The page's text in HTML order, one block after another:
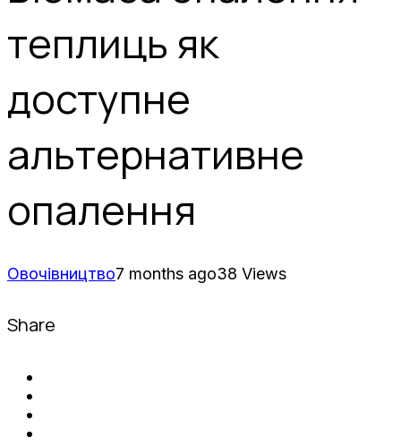
теплиць як
доступне
альтернативне
опалення
Овочівництво7 months ago38 Views
Share